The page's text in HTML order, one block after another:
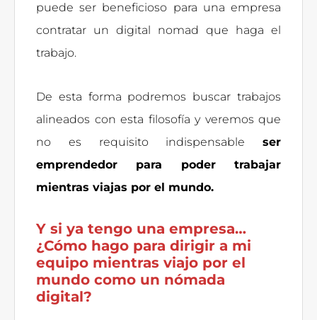
puede ser beneficioso para una empresa
contratar un digital nomad que haga el
trabajo.
De esta forma podremos buscar trabajos
alineados con esta filosofía y veremos que
no es requisito indispensable ser
emprendedor para poder trabajar
mientras viajas por el mundo.
Y si ya tengo una empresa…
¿Cómo hago para dirigir a mi
equipo mientras viajo por el
mundo como un nómada
digital?